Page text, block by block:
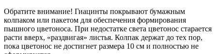
Обратите внимание! Гиацинты покрывают бумажным
колпаком или пакетом для обеспечения формирования
пышного цветоноса. При недостатке света цветонос старается
расти вверх, «раздвигая» листья. Колпак держат до тех пор,
пока цветонос не достигнет размера 10 см и полностью не